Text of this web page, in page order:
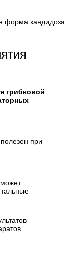
форма кандидоза
грибковой
при
может